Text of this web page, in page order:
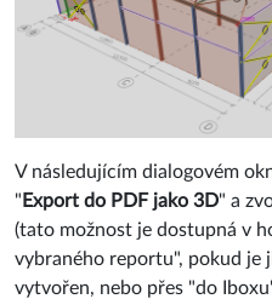
V následujícím dialogovém
" Export do PDF jako 3D" a
(tato možnost je dostupná v
vybraného reportu", pokud je
vytvořen, nebo přes "do